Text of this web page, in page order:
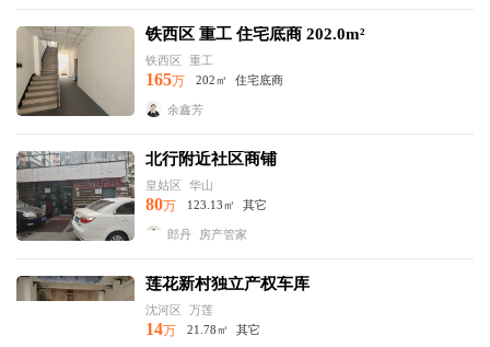
铁西区 重工 住宅底商 202.0m²
铁西区 重工
165万 202㎡ 住宅底商
余鑫芳
北行附近社区商铺
皇姑区 华山
80万 123.13㎡ 其它
郎丹 房产管家
莲花新村独立产权车库
沈河区 万莲
14万 21.78㎡ 其它